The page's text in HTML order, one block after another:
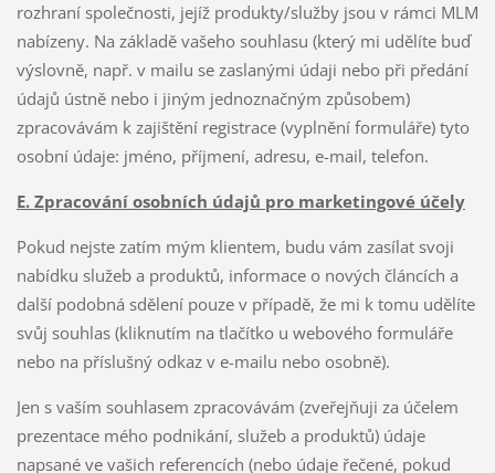
rozhraní společnosti, jejíž produkty/služby jsou v rámci MLM
nabízeny. Na základě vašeho souhlasu (který mi udělíte buď
výslovně, např. v mailu se zaslanými údaji nebo při předání
údajů ústně nebo i jiným jednoznačným způsobem)
zpracovávám k zajištění registrace (vyplnění formuláře) tyto
osobní údaje: jméno, příjmení, adresu, e-mail, telefon.
E. Zpracování osobních údajů pro marketingové účely
Pokud nejste zatím mým klientem, budu vám zasílat svoji
nabídku služeb a produktů, informace o nových článcích a
další podobná sdělení pouze v případě, že mi k tomu udělíte
svůj souhlas (kliknutím na tlačítko u webového formuláře
nebo na příslušný odkaz v e-mailu nebo osobně).
Jen s vaším souhlasem zpracovávám (zveřejňuji za účelem
prezentace mého podnikání, služeb a produktů) údaje
napsané ve vašich referencích (nebo údaje řečené, pokud